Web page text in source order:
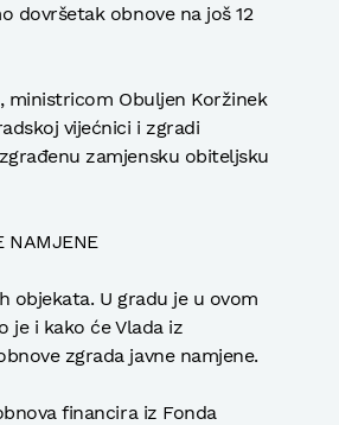
dovršetak obnove na još 12
ministricom Obuljen Koržinek
vijećnici i zgradi
zamjensku obiteljsku
NAMJENE
objekata. U gradu je u ovom
je i kako će Vlada iz
zgrada javne namjene.
financira iz Fonda